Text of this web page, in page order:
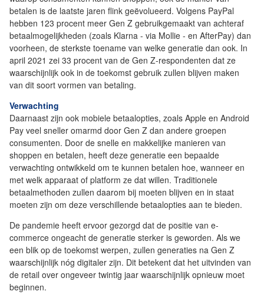
betalen is de laatste jaren flink geëvolueerd. Volgens PayPal
hebben 123 procent meer Gen Z gebruikgemaakt van achteraf
betaalmogelijkheden (zoals Klarna - via Mollie - en AfterPay) dan
voorheen, de sterkste toename van welke generatie dan ook. In
april 2021 zei 33 procent van de Gen Z-respondenten dat ze
waarschijnlijk ook in de toekomst gebruik zullen blijven maken
van dit soort vormen van betaling.
Verwachting
Daarnaast zijn ook mobiele betaalopties, zoals Apple en Android
Pay veel sneller omarmd door Gen Z dan andere groepen
consumenten. Door de snelle en makkelijke manieren van
shoppen en betalen, heeft deze generatie een bepaalde
verwachting ontwikkeld om te kunnen betalen hoe, wanneer en
met welk apparaat of platform ze dat willen. Traditionele
betaalmethoden zullen daarom bij moeten blijven en in staat
moeten zijn om deze verschillende betaalopties aan te bieden.
De pandemie heeft ervoor gezorgd dat de positie van e-
commerce ongeacht de generatie sterker is geworden. Als we
een blik op de toekomst werpen, zullen generaties na Gen Z
waarschijnlijk nóg digitaler zijn. Dit betekent dat het uitvinden van
de retail over ongeveer twintig jaar waarschijnlijk opnieuw moet
beginnen.